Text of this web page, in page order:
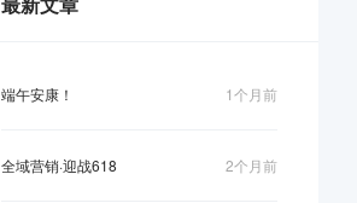
端午安康！ 1个月前
全域营销·迎战618 2个月前